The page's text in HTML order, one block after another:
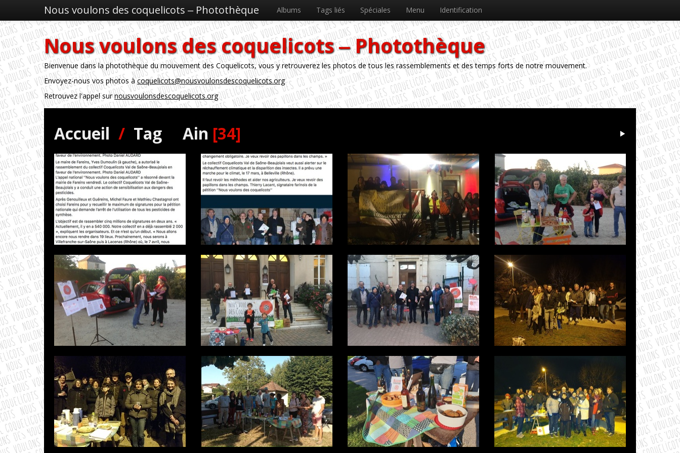
Nous voulons des coquelicots ‒ Photothèque Albums Tags liés Spéciales Menu Identification
Nous voulons des coquelicots ‒ Photothèque
Bienvenue dans la photothèque du mouvement des Coquelicots, vous y retrouverez les photos de tous les rassemblements et des temps forts de notre mouvement.
Envoyez-nous vos photos àcoquelicots@nousvoulonsdescoquelicots.org
Retrouvez l'appel surnousvoulonsdescoquelicots.org
Accueil / Tag Ain [34]